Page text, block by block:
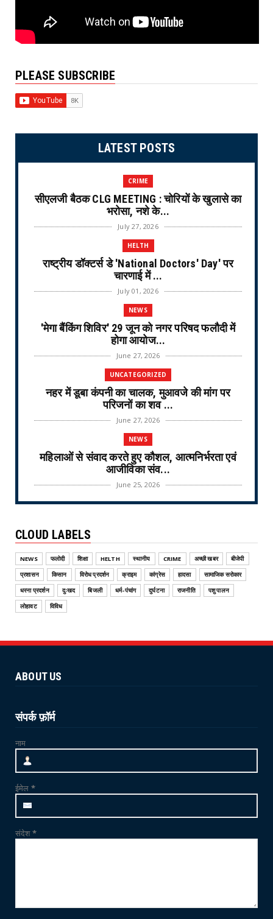
PLEASE SUBSCRIBE
LATEST POSTS
CRIME
सीएलजी बैठक CLG MEETING : चोरियों के खुलासे का
भरोसा, नशे के...
July 27, 2026
HELTH
राष्ट्रीय डॉक्टर्स डे 'National Doctors' Day' पर
चारणाई में ...
July 01, 2026
NEWS
'मेगा बैंकिंग शिविर' 29 जून को नगर परिषद फलौदी में
होगा आयोज...
June 27, 2026
UNCATEGORIZED
नहर में डूबा कंपनी का चालक, मुआवजे की मांग पर
परिजनों का शव ...
June 27, 2026
NEWS
महिलाओं से संवाद करते हुए कौशल, आत्मनिर्भरता एवं
आजीविका संव...
June 25, 2026
NEWS
CRIME
ऑपरेशन वज्र प्रहार Operation Vajra Prahar :
एमडी फैक्ट्री और...
जाम्भा की ढाणी में उत्साहपूर्वक मनाया गया 12वां
ट्यूबवेल ...
CLOUD LABELS
NEWS फलोदी शिक्षा HELTH स्थानीय CRIME अच्छी खबर
बीजेपी
प्रशासन
किसान विरोध प्रदर्शन क्राइम कांग्रेस हादसा
सामाजिक सरोकार
धरना प्रदर्शन
दुःखद बिजली धर्म-पंचांग दुर्घटना राजनीति
पशु पालन
लोहावट
विविध
ABOUT US
संपर्क फ़ॉर्म
नाम
ईमेल *
संदेश*